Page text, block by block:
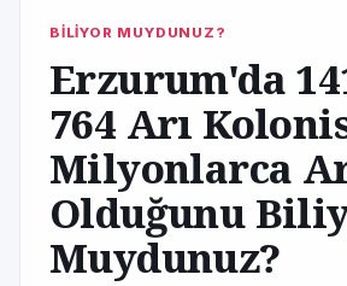
BİLİYOR MUYDUNUZ?
Erzurum'da
764 Arı
Milyonlarca
Olduğunu
Muydunuz?